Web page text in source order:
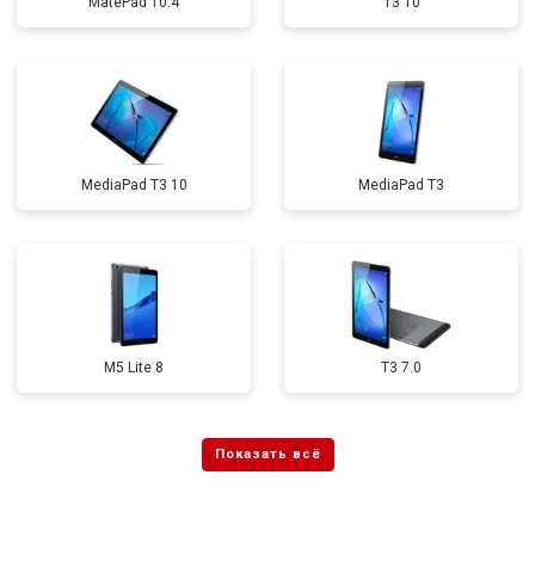
MediaPad T3 10 MediaPad T3
M5 Lite 8 T3 7.0